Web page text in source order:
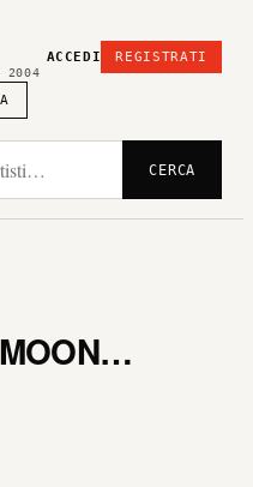
2004
ACCEDI REGISTRATI
CERCA